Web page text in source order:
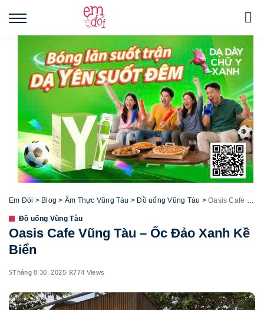
Em Đói > Blog > Ẩm Thực Vũng Tàu >Đồ uống Vũng Tàu >Oasis Cafe Vũng Tàu – Ốc Đảo Xanh Kề Biển
Đồ uống Vũng Tàu
Oasis Cafe Vũng Tàu – Ốc Đảo Xanh Kề
Biển
Tháng 8 30, 2025 774 Views